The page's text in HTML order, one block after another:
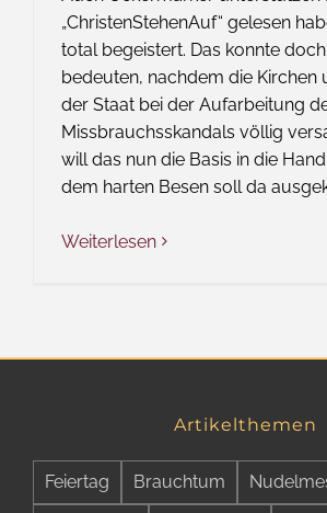
„ChristenStehenAuf“ gelesen
total begeistert. Das konnte
bedeuten, nachdem die Kirchen
der Staat bei der Aufarbeitung
Missbrauchsskandals völlig
will das nun die Basis in die
dem harten Besen soll da
Weiterlesen
Artikelthemen
Feiertag Brauchtum